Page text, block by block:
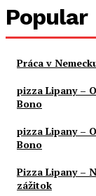
Popular
Práca v
pizza Lipany –
Bono
pizza Lipany –
Bono
Pizza Lipany –
zážitok